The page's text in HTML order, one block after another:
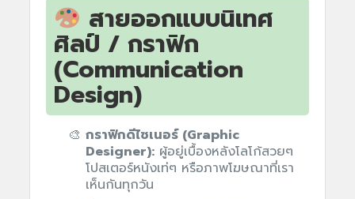
สายออกแบบนิเทศ
ศิลป์ / กราฟิก
(Communication
Design)
กราฟิกดีไซเนอร์ (Graphic
Designer):ผู้อยู่เบื้องหลังโลโก้สวยๆ
โปสเตอร์หนังเท่ๆ หรือภาพโฆษณาที่เรา
เห็นกันทุกวัน